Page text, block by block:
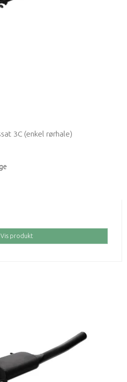
3C (enkel rørhale)
Vis produkt